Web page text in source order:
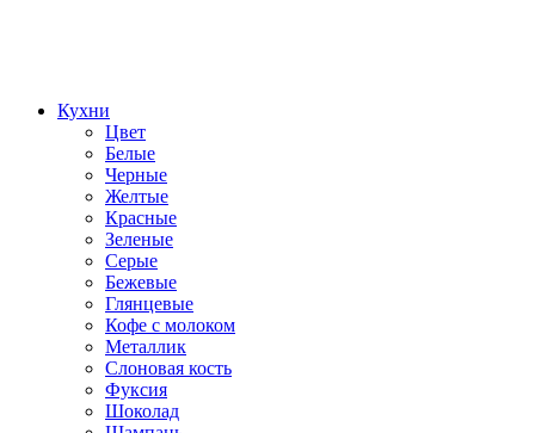
Кухни
Цвет
Белые
Черные
Желтые
Красные
Зеленые
Серые
Бежевые
Глянцевые
Кофе с молоком
Металлик
Слоновая кость
Фуксия
Шоколад